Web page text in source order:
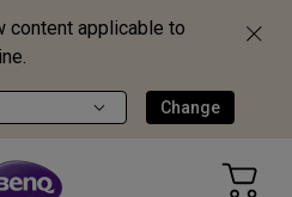
content applicable to
Change